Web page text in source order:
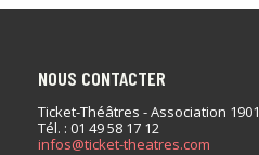
ACCESSIBILITÉ
NOUS CONTACTER
Ticket-Théâtres - Association 1901
Tél. : 01 49 58 17 12
infos@ticket-theatres.com